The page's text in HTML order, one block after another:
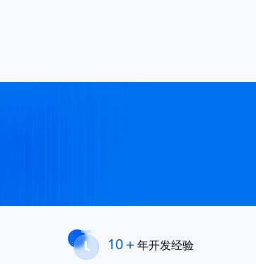
10＋年开发经验